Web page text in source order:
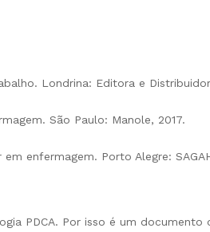
Londrina: Editora e
São Paulo: Manole, 2017.
enfermagem. Porto Alegre:
PDCA. Por isso é um documento